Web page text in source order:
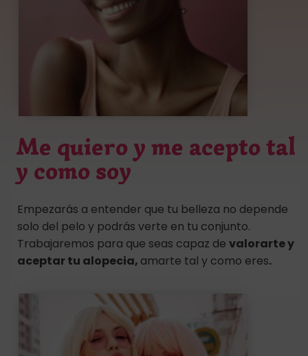
Me quiero y me acepto tal
y como soy
Empezarás a entender que tu belleza no depende
solo del pelo y podrás verte en tu conjunto.
Trabajaremos para que seas capaz de valorarte y
aceptar tu alopecia, amarte tal y como eres.